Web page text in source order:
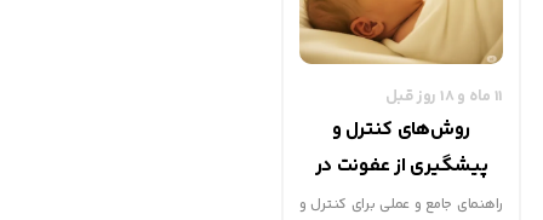
11 ماه و 18 روز قبل
روش‌های کنترل و
پیشگیری از عفونت در
نوزادان نارس
راهنمای جامع و عملی برای کنترل و